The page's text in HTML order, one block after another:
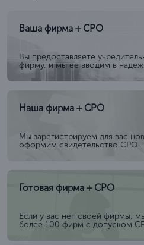
Ваша фирма + СРО
Вы предоставляете
фирму, и мы ее вводим в
Наша фирма + СРО
Мы зарегистрируем для вас
оформим свидетельство СРО.
Готовая фирма + СРО
Если у вас нет своей фирмы,
более 100 фирм с допуском